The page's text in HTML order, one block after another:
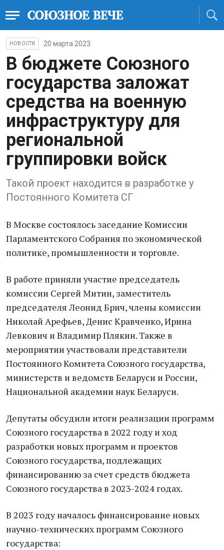
НОВОСТИ 20 марта 2023
В бюджете Союзного
государства заложат
средства на военную
инфраструктуру для
региональной
группировки войск
Такой проект находится в разработке у
Постоянного Комитета СГ
В Москве состоялось заседание Комиссии
Парламентского Собрания по экономической
политике, промышленности и торговле.
В работе приняли участие председатель
комиссии Сергей Митин, заместитель
председателя Леонид Брич, члены комиссии
Николай Арефьев, Денис Кравченко, Ирина
Левкович и Владимир Плякин. Также в
мероприятии участвовали представители
Постоянного Комитета Союзного государства,
министерств и ведомств Беларуси и России,
Национальной академии наук Беларуси.
Депутаты обсудили итоги реализации программ
Союзного государства в 2022 году и ход
разработки новых программ и проектов
Союзного государства, подлежащих
финансированию за счет средств бюджета
Союзного государства в 2023-2024 годах.
В 2023 году началось финансирование новых
научно-технических программ Союзного
государства: